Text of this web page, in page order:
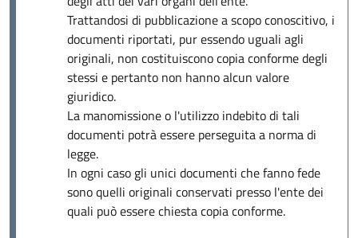
Trattandosi di pubblicazione a scopo conoscitivo, i
documenti riportati, pur essendo uguali agli
originali, non costituiscono copia conforme degli
stessi e pertanto non hanno alcun valore
giuridico.
La manomissione o l'utilizzo indebito di tali
documenti potrà essere perseguita a norma di
legge.
In ogni caso gli unici documenti che fanno fede
sono quelli originali conservati presso l'ente dei
quali può essere chiesta copia conforme.